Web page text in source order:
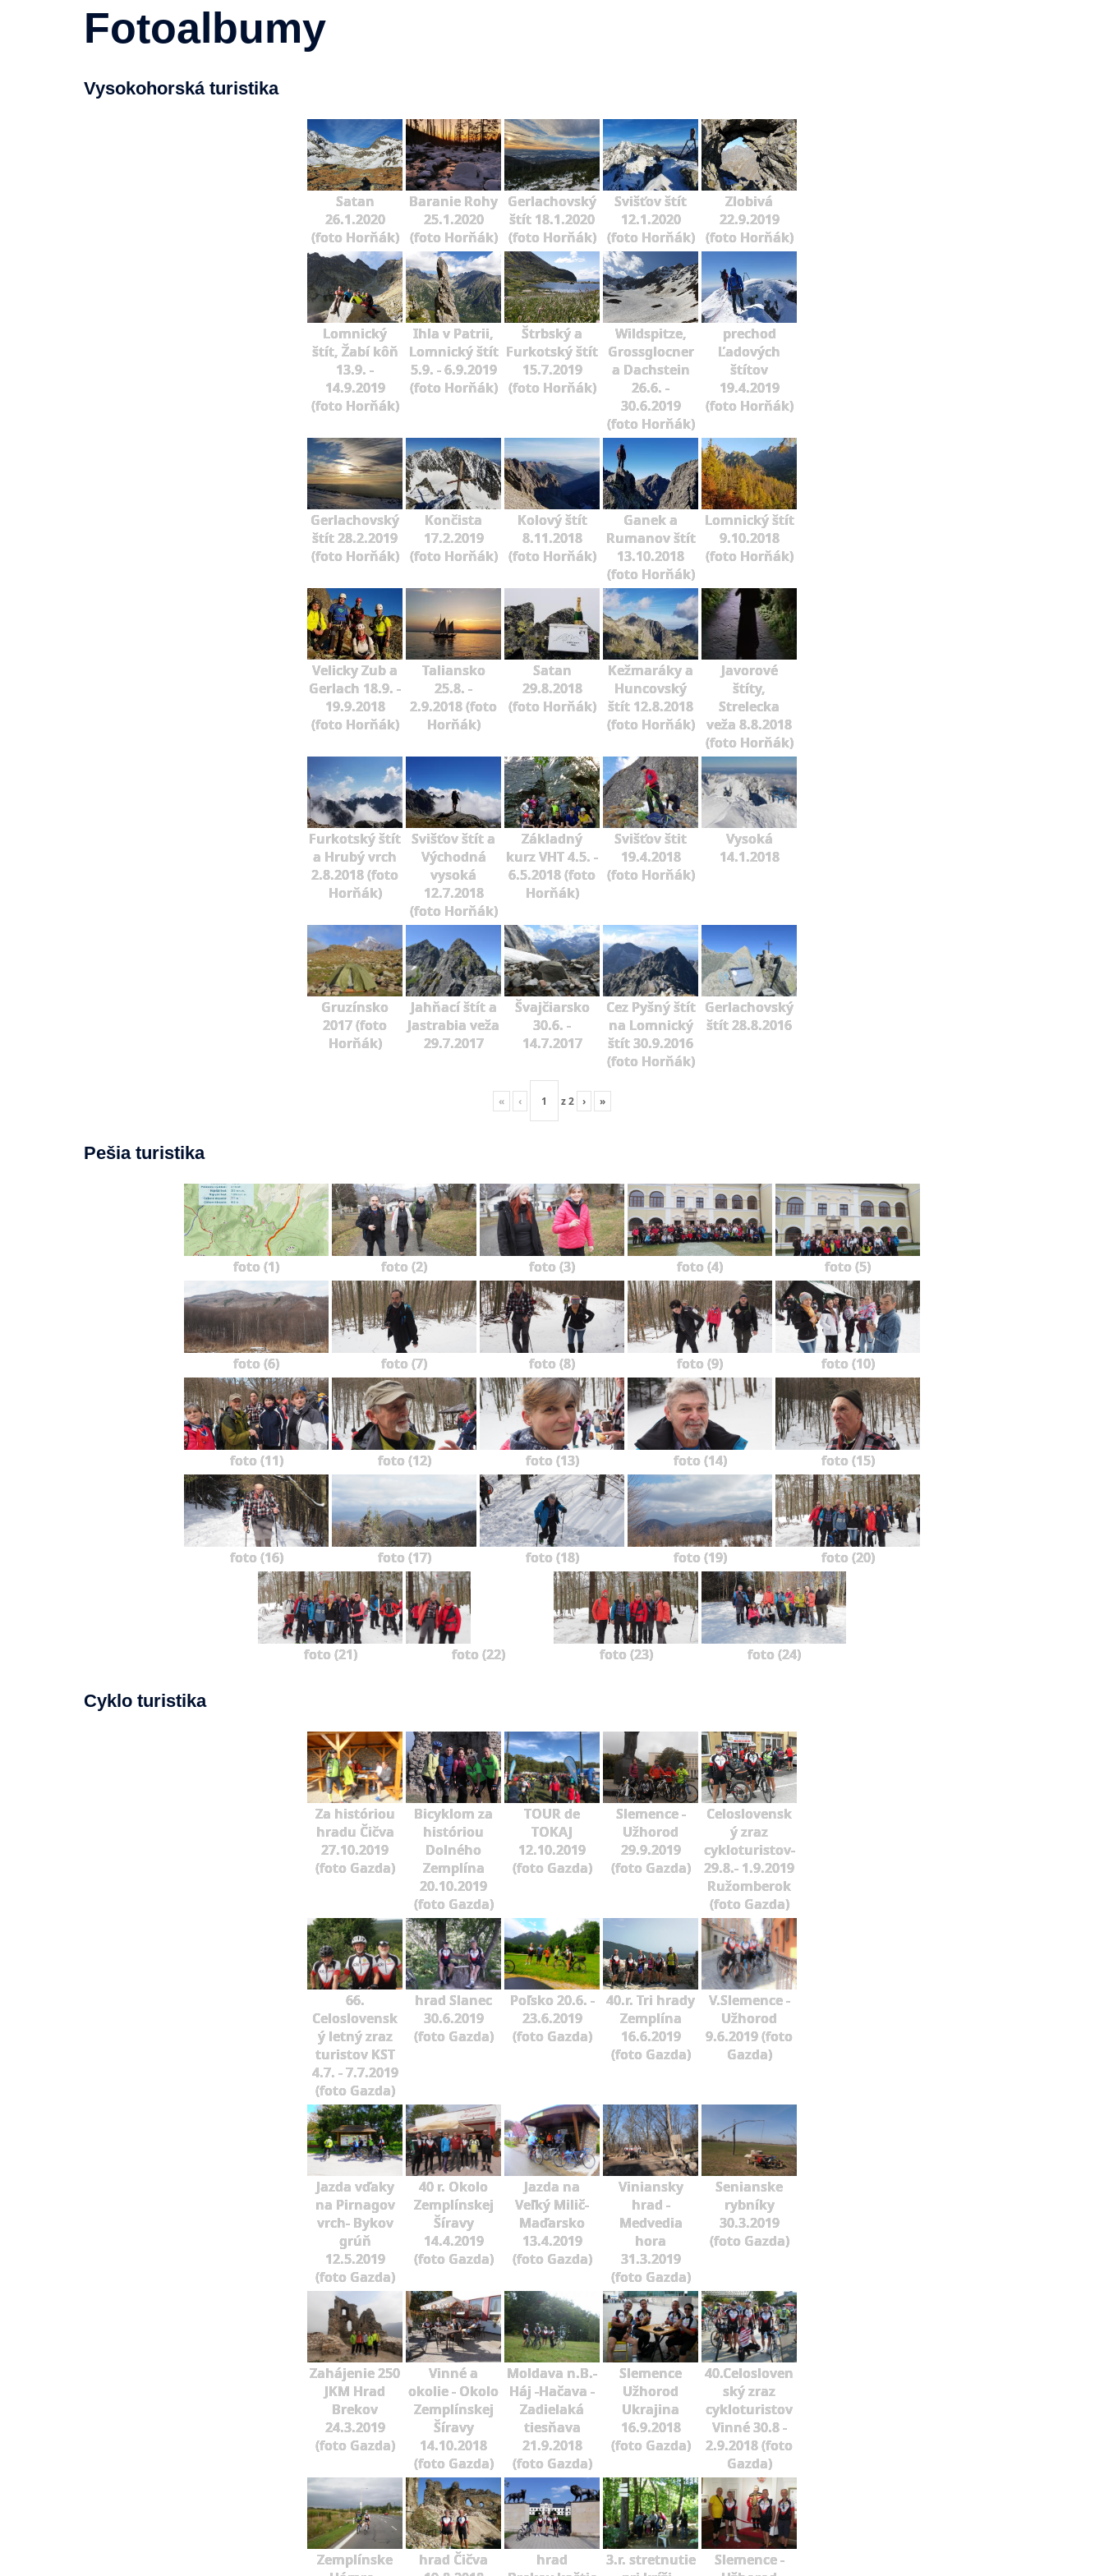
Fotoalbumy
Vysokohorská turistika
Satan
26.1.2020
(foto Horňák)
Baranie Rohy
25.1.2020
(foto Horňák)
Gerlachovský
štít 18.1.2020
(foto Horňák)
Svišťov štít
12.1.2020
(foto Horňák)
Zlobivá
22.9.2019
(foto Horňák)
Lomnický
štít, Žabí kôň
13.9. -
14.9.2019
(foto Horňák)
Ihla v Patrii,
Lomnický štít
5.9. - 6.9.2019
(foto Horňák)
Štrbský a
Furkotský štít
15.7.2019
(foto Horňák)
Wildspitze,
Grossglocner
a Dachstein
26.6. -
30.6.2019
(foto Horňák)
prechod
Ľadových
štítov
19.4.2019
(foto Horňák)
Gerlachovský
štít 28.2.2019
(foto Horňák)
Končista
17.2.2019
(foto Horňák)
Kolový štít
8.11.2018
(foto Horňák)
Ganek a
Rumanov štít
13.10.2018
(foto Horňák)
Lomnický štít
9.10.2018
(foto Horňák)
Velicky Zub a
Gerlach 18.9. -
19.9.2018
(foto Horňák)
Taliansko
25.8. -
2.9.2018 (foto
Horňák)
Satan
29.8.2018
(foto Horňák)
Kežmaráky a
Huncovský
štít 12.8.2018
(foto Horňák)
Javorové
štíty,
Strelecka
veža 8.8.2018
(foto Horňák)
Furkotský štít
a Hrubý vrch
2.8.2018 (foto
Horňák)
Svišťov štít a
Východná
vysoká
12.7.2018
(foto Horňák)
Základný
kurz VHT 4.5. -
6.5.2018 (foto
Horňák)
Svišťov štit
19.4.2018
(foto Horňák)
Vysoká
14.1.2018
Gruzínsko
2017 (foto
Horňák)
Jahňací štít a
Jastrabia veža
29.7.2017
Švajčiarsko
30.6. -
14.7.2017
Cez Pyšný štít
na Lomnický
štít 30.9.2016
(foto Horňák)
Gerlachovský
štít 28.8.2016
« ‹ z2 › »
Pešia turistika
foto (1) foto (2) foto (3) foto (4) foto (5)
foto (6) foto (7) foto (8) foto (9) foto (10)
foto (11) foto (12) foto (13) foto (14) foto (15)
foto (16) foto (17) foto (18) foto (19) foto (20)
foto (21) foto (22) foto (23) foto (24)
Cyklo turistika
Za históriou
hradu Čičva
27.10.2019
(foto Gazda)
Bicyklom za
históriou
Dolného
Zemplína
20.10.2019
(foto Gazda)
TOUR de
TOKAJ
12.10.2019
(foto Gazda)
Slemence -
Užhorod
29.9.2019
(foto Gazda)
Celoslovensk
ý zraz
cykloturistov-
29.8.- 1.9.2019
Ružomberok
(foto Gazda)
66.
Celoslovensk
ý letný zraz
turistov KST
4.7. - 7.7.2019
(foto Gazda)
hrad Slanec
30.6.2019
(foto Gazda)
Poľsko 20.6. -
23.6.2019
(foto Gazda)
40.r. Tri hrady
Zemplína
16.6.2019
(foto Gazda)
V.Slemence -
Užhorod
9.6.2019 (foto
Gazda)
Jazda vďaky
na Pirnagov
vrch- Bykov
grúň
12.5.2019
(foto Gazda)
40 r. Okolo
Zemplínskej
Šíravy
14.4.2019
(foto Gazda)
Jazda na
Veľký Milič-
Maďarsko
13.4.2019
(foto Gazda)
Viniansky
hrad -
Medvedia
hora
31.3.2019
(foto Gazda)
Senianske
rybníky
30.3.2019
(foto Gazda)
Zahájenie 250
JKM Hrad
Brekov
24.3.2019
(foto Gazda)
Vinné a
okolie - Okolo
Zemplínskej
Šíravy
14.10.2018
(foto Gazda)
Moldava n.B.-
Háj -Hačava -
Zadielaká
tiesňava
21.9.2018
(foto Gazda)
Slemence
Užhorod
Ukrajina
16.9.2018
(foto Gazda)
40.Celosloven
ský zraz
cykloturistov
Vinné 30.8 -
2.9.2018 (foto
Gazda)
Zemplínske
hrad Čičva
hrad
3.r. stretnutie
Slemence -